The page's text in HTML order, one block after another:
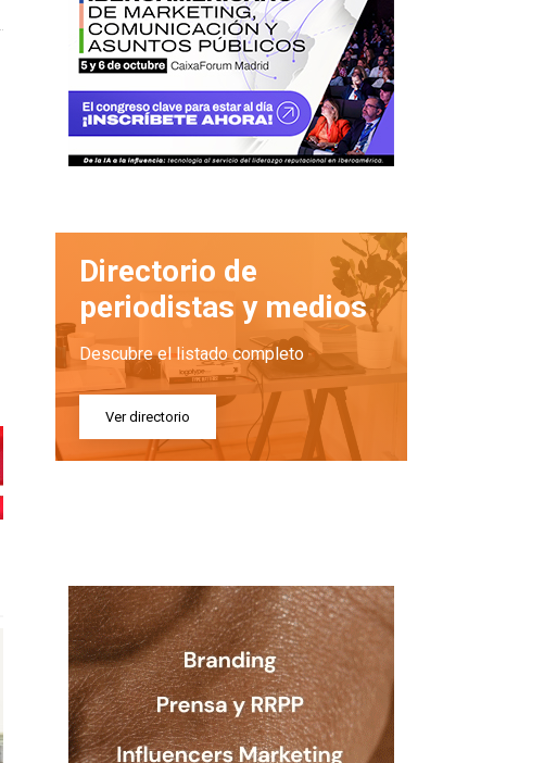
Directorio de
periodistas y medios
Descubre el listado completo
Ver directorio